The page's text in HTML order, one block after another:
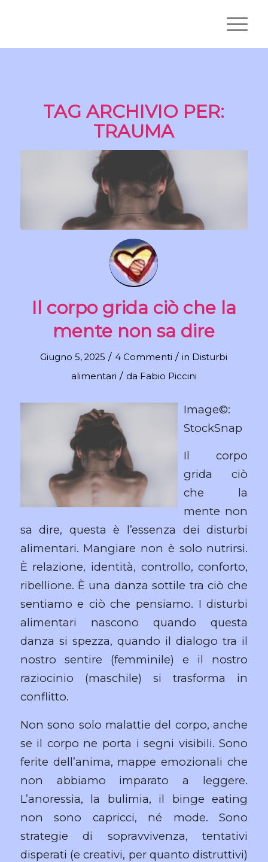
TAG ARCHIVIO PER:
TRAUMA
Il corpo grida ciò che la
mente non sa dire
Giugno 5, 2025 / 4 Commenti / in Disturbi
alimentari / da Fabio Piccini
Image©:
StockSnap
Il corpo
grida ciò
che la
mente non
sa dire, questa è l’essenza dei disturbi
alimentari. Mangiare non è solo nutrirsi.
È relazione, identità, controllo, conforto,
ribellione. È una danza sottile tra ciò che
sentiamo e ciò che pensiamo. I disturbi
alimentari nascono quando questa
danza si spezza, quando il dialogo tra il
nostro sentire (femminile) e il nostro
raziocinio (maschile) si trasforma in
conflitto.
Non sono solo malattie del corpo, anche
se il corpo ne porta i segni visibili. Sono
ferite dell’anima, mappe emozionali che
non abbiamo imparato a leggere.
L’anoressia, la bulimia, il binge eating
non sono capricci, né mode. Sono
strategie di sopravvivenza, tentativi
disperati (e creativi, per quanto distruttivi)